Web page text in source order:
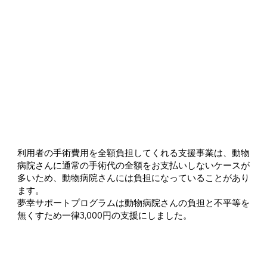
利用者の手術費用を全額負担してくれる支援事業は、動物
病院さんに通常の手術代の全額をお支払いしないケースが
多いため、動物病院さんには負担になっていることがあり
ます。
夢幸サポートプログラムは動物病院さんの負担と不平等を
無くすため一律3,000円の支援にしました。